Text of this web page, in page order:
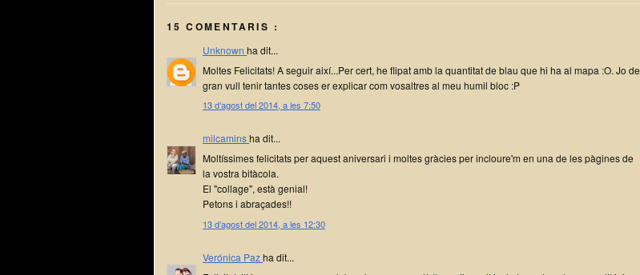
15 COMENTARIS :
Unknown ha dit...
Moltes Felicitats! A seguir així...Per cert, he flipat amb la quantitat de blau que hi ha al mapa :O. Jo de
gran vull tenir tantes coses er explicar com vosaltres al meu humil bloc :P
13 d’agost del 2014, a les 7:50
milcaminsha dit...
Moltíssimes felicitats per aquest aniversari i moltes gràcies per incloure'm en una de les pàgines de
la vostra bitàcola.
El "collage", està genial!
Petons i abraçades!!
13 d’agost del 2014, a les 12:30
Verónica Pazha dit...